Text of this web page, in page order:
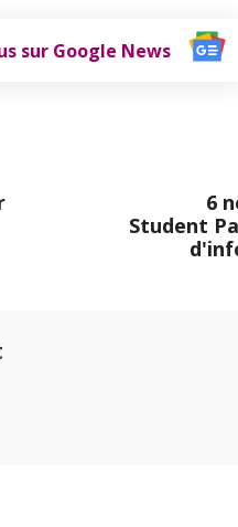
sur Google News
6
Student